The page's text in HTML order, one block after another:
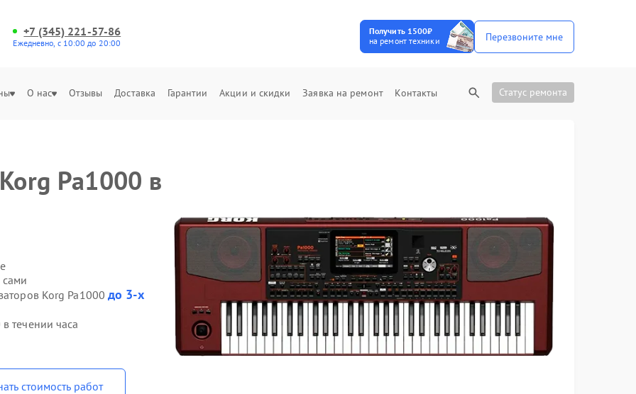
+7 (345) 221-57-86
Ежедневно, с 10:00 до 20:00
Получить 1500₽
на ремонт техники
Перезвоните мне
О нас Отзывы Доставка Гарантии Акции и скидки Заявка на ремонт Контакты Статус ремонта
Pa1000 в
Korg Pa1000 до 3-х
течении часа
стоимость работ